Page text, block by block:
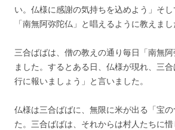
い。仏様に感謝の気持ちを込めよう」そ
「南無阿弥陀仏」と唱えるように教えまし
三合ばばは、僧の教えの通り毎日「南無
ました。するとある日、仏様が現れ、三
行に報いましょう」と言いました。
仏様は三合ばばに、無限に米が出る「宝
た。三合ばばは、それからは村人たちに惜